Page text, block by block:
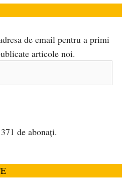
de email pentru a primi
articole noi.
de abonați.